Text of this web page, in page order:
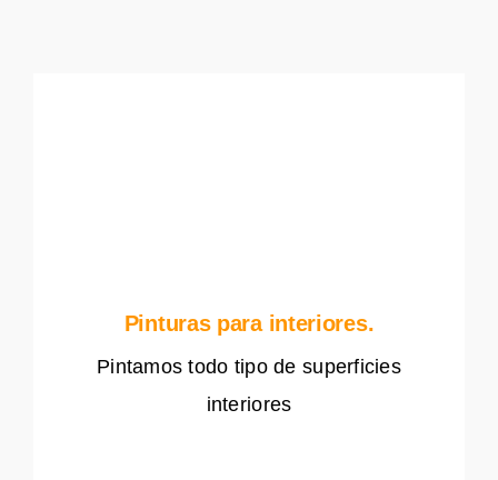
Pinturas para interiores.
Pintamos todo tipo de superficies
interiores